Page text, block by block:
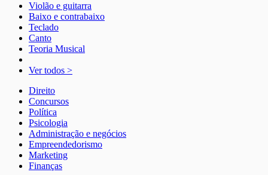
Violão e guitarra
Baixo e contrabaixo
Teclado
Canto
Teoria Musical
Ver todos >
Direito
Concursos
Política
Psicologia
Administração e negócios
Empreendedorismo
Marketing
Finanças